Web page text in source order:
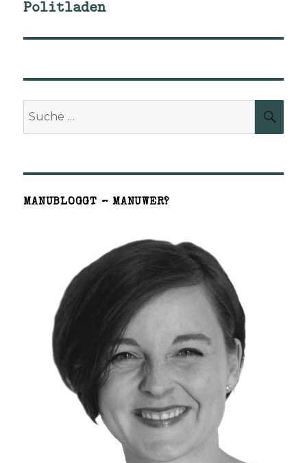
Beitrag:
Politladen
Suche
MANUBLOGGT – MANUWER?